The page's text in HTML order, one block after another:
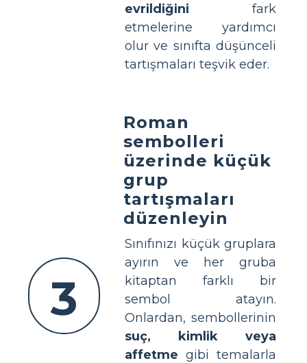
evrildiğini fark
etmelerine yardımcı
olur ve sınıfta düşünceli
tartışmaları teşvik eder.
3
Roman
sembolleri
üzerinde küçük
grup
tartışmaları
düzenleyin
Sınıfınızı küçük gruplara
ayırın ve her gruba
kitaptan farklı bir
sembol atayın.
Onlardan, sembollerinin
suç, kimlik veya
affetme gibi temalarla